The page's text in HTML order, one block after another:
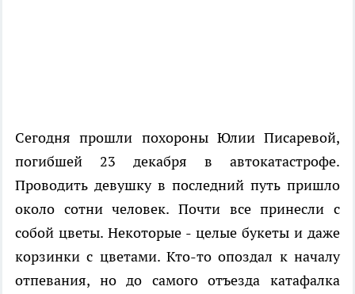
Сегодня прошли похороны Юлии Писаревой,
погибшей 23 декабря в автокатастрофе.
Проводить девушку в последний путь пришло
около сотни человек. Почти все принесли с
собой цветы. Некоторые - целые букеты и даже
корзинки с цветами. Кто-то опоздал к началу
отпевания, но до самого отъезда катафалка